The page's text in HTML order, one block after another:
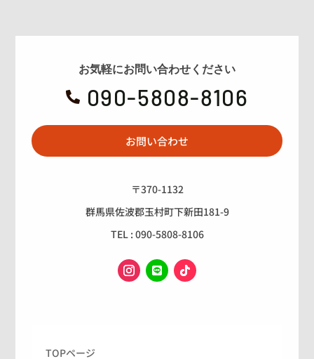
お気軽にお問い合わせください
 090-5808-8106
お問い合わせ
〒370-1132
群馬県佐波郡玉村町下新田181-9
TEL : 090-5808-8106
TOPページ